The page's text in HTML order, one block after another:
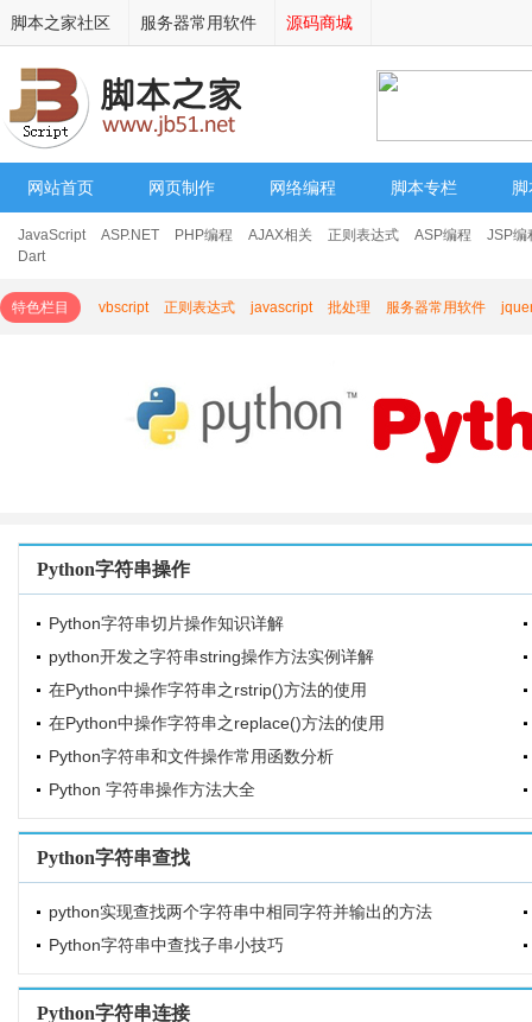
脚本之家社区 服务器常用软件 源码商城
网站首页 网页制作 网络编程 脚本专栏
其它
JavaScript ASP.NET PHP编程 AJAX相关 正则表达式 ASP编程
JSP编
Dart
特色栏目 vbscript 正则表达式 javascript 批处理 服务器常用软件
Python字符串操作
Python字符串切片操作知识详解
python开发之字符串string操作方法实例详解
在Python中操作字符串之rstrip()方法的使用
在Python中操作字符串之replace()方法的使用
Python字符串和文件操作常用函数分析
Python 字符串操作方法大全
Python字符串查找
python实现查找两个字符串中相同字符并输出的方法
Python字符串中查找子串小技巧
Python字符串连接